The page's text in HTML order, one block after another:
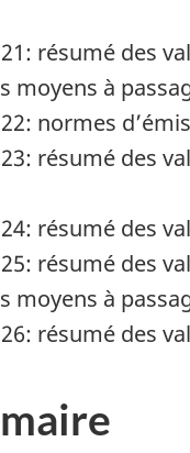
résumé des
moyens à
normes
résumé des
résumé des
résumé des
moyens à
résumé des